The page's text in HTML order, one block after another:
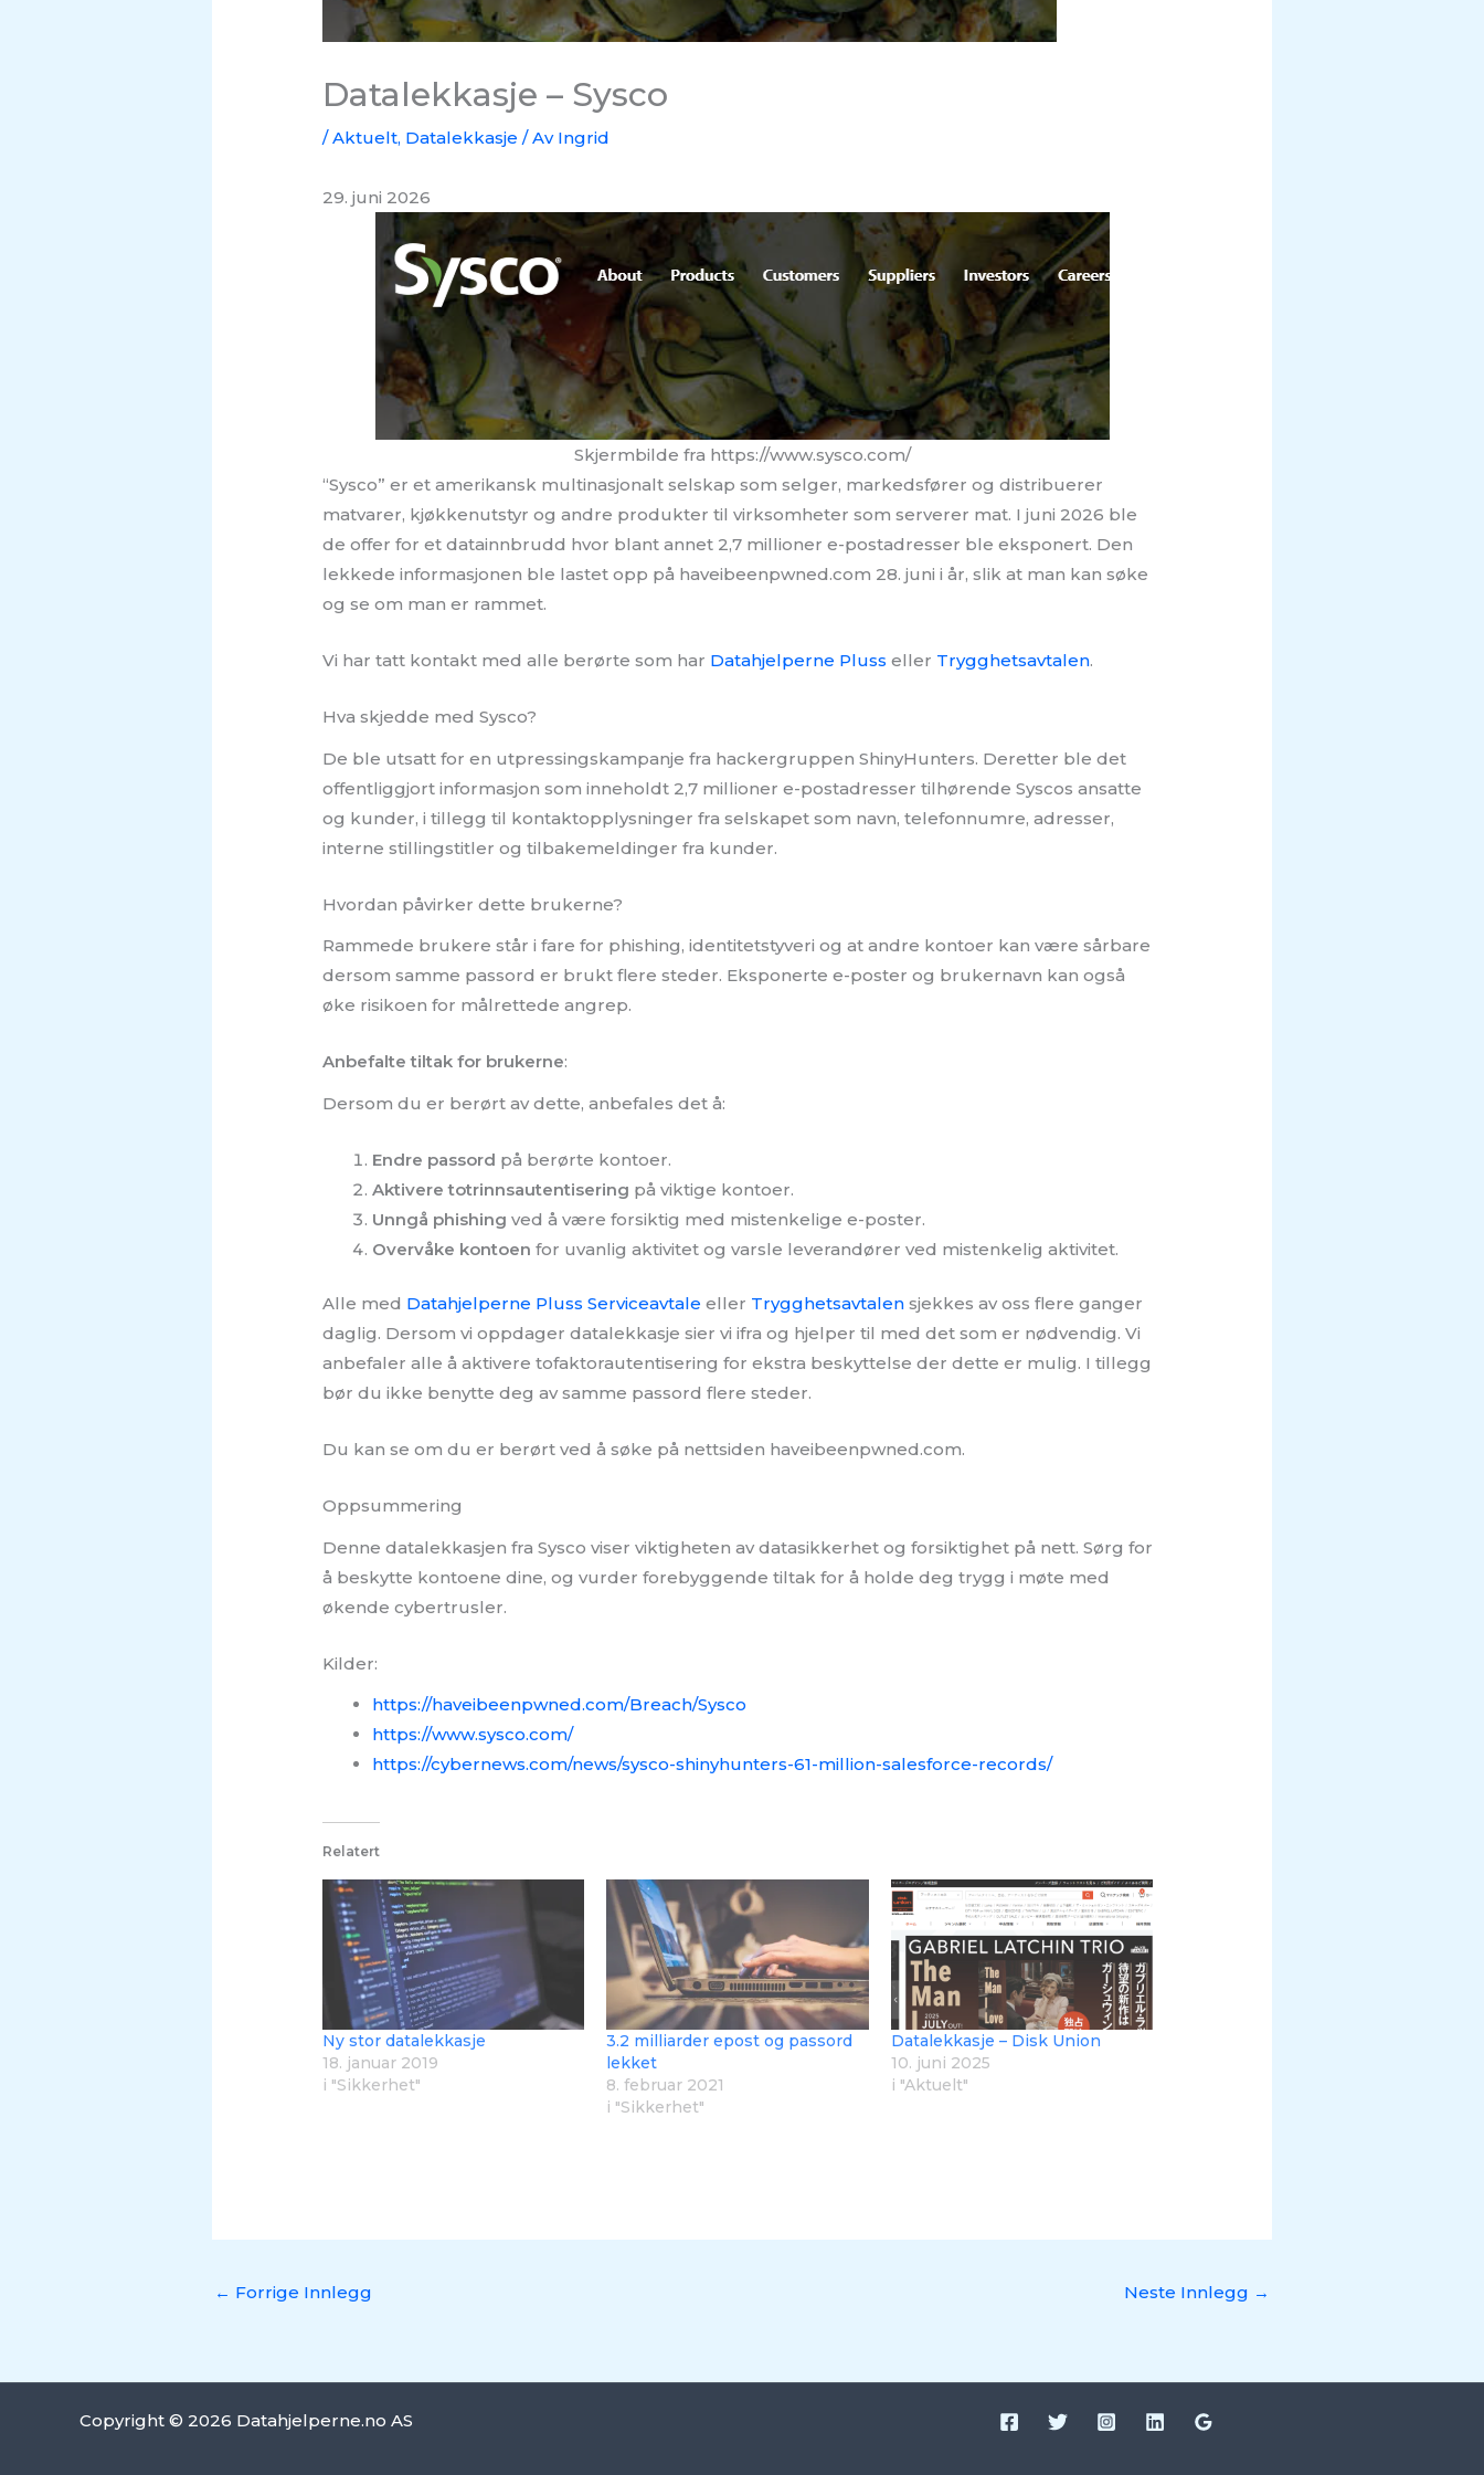
Datalekkasje – Sysco
/Aktuelt, Datalekkasje / Av Ingrid
29. juni 2026
Skjermbilde fra https://www.sysco.com/
“Sysco” er et amerikansk multinasjonalt selskap som selger, markedsfører og distribuerer
matvarer, kjøkkenutstyr og andre produkter til virksomheter som serverer mat. I juni 2026 ble
de offer for et datainnbrudd hvor blant annet 2,7 millioner e-postadresser ble eksponert. Den
lekkede informasjonen ble lastet opp på haveibeenpwned.com 28. juni i år, slik at man kan søke
og se om man er rammet.
Vi har tatt kontakt med alle berørte som har Datahjelperne Pluss eller Trygghetsavtalen.
Hva skjedde med Sysco?
De ble utsatt for en utpressingskampanje fra hackergruppen ShinyHunters. Deretter ble det
offentliggjort informasjon som inneholdt 2,7 millioner e-postadresser tilhørende Syscos ansatte
og kunder, i tillegg til kontaktopplysninger fra selskapet som navn, telefonnumre, adresser,
interne stillingstitler og tilbakemeldinger fra kunder.
Hvordan påvirker dette brukerne?
Rammede brukere står i fare for phishing, identitetstyveri og at andre kontoer kan være sårbare
dersom samme passord er brukt flere steder. Eksponerte e-poster og brukernavn kan også
øke risikoen for målrettede angrep.
Anbefalte tiltak for brukerne:
Dersom du er berørt av dette, anbefales det å:
Endre passord på berørte kontoer.
Aktivere totrinnsautentisering på viktige kontoer.
Unngå phishing ved å være forsiktig med mistenkelige e-poster.
Overvåke kontoen for uvanlig aktivitet og varsle leverandører ved mistenkelig aktivitet.
Alle med Datahjelperne Pluss Serviceavtale eller Trygghetsavtalen sjekkes av oss flere ganger
daglig. Dersom vi oppdager datalekkasje sier vi ifra og hjelper til med det som er nødvendig. Vi
anbefaler alle å aktivere tofaktorautentisering for ekstra beskyttelse der dette er mulig. I tillegg
bør du ikke benytte deg av samme passord flere steder.
Du kan se om du er berørt ved å søke på nettsiden haveibeenpwned.com.
Oppsummering
Denne datalekkasjen fra Sysco viser viktigheten av datasikkerhet og forsiktighet på nett. Sørg for
å beskytte kontoene dine, og vurder forebyggende tiltak for å holde deg trygg i møte med
økende cybertrusler.
Kilder:
https://haveibeenpwned.com/Breach/Sysco
https://www.sysco.com/
https://cybernews.com/news/sysco-shinyhunters-61-million-salesforce-records/
Relatert
Ny stor datalekkasje
18. januar 2019
i "Sikkerhet"
3.2 milliarder epost og passord
lekket
8. februar 2021
i "Sikkerhet"
Datalekkasje – Disk Union
10. juni 2025
i "Aktuelt"
← Forrige Innlegg Neste Innlegg →
Copyright © 2026 Datahjelperne.no AS